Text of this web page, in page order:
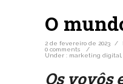
O
2 de fevereiro de 2023 /
0 comments
/
Under : marketing digital,
Os vovôs